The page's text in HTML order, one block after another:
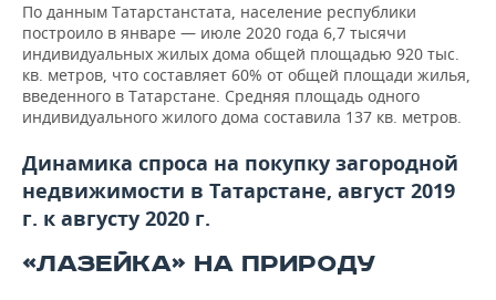
По данным Татарстанстата, население республики
построило в январе — июле 2020 года 6,7 тысячи
индивидуальных жилых дома общей площадью 920 тыс.
кв. метров, что составляет 60% от общей площади жилья,
введенного в Татарстане. Средняя площадь одного
индивидуального жилого дома составила 137 кв. метров.
Динамика спроса на покупку загородной
недвижимости в Татарстане, август 2019
г. к августу 2020 г.
«ЛАЗЕЙКА» НА ПРИРОДУ